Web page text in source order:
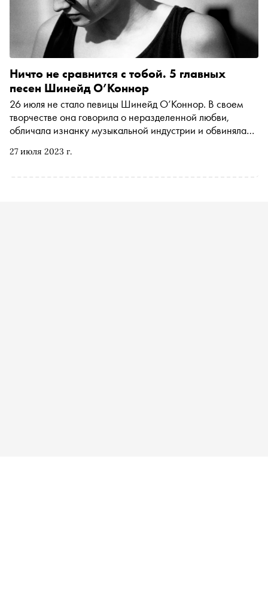
27 июля 2023 г.
Ничто не сравнится с тобой. 5 главных
песен Шинейд О’Коннор
26 июля не стало певицы Шинейд О’Коннор. В своем
творчестве она говорила о неразделенной любви,
обличала изнанку музыкальной индустрии и обвиняла
ирландского народа. Больше про главные песни